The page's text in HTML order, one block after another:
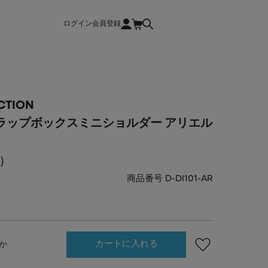
ログイン会員登録
ップボックスミニショルダー アリエル
商品番号 D-DI101-AR
カートに入れる